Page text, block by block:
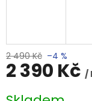
2 490 Kč –4 %
2 390 Kč /